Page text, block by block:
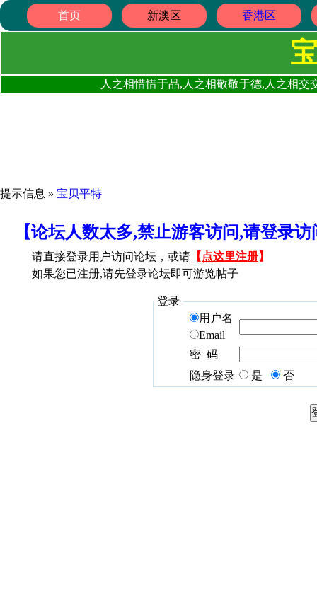
首页 新澳区 香港区
人之相惜惜于品,人之相敬敬于德,人之相
提示信息 » 宝贝平特
【论坛人数太多,禁止游客访问,请登录
请直接登录用户访问论坛，或请 【 点这里注册】
如果您已注册,请先登录论坛即可游览帖子
登录
用户名
Email
密 码
隐身登录
是 否